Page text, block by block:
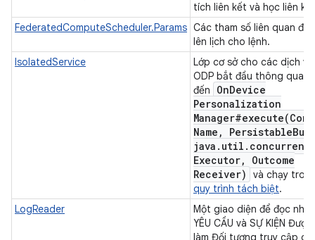
tích liên kết và học liên
FederatedComputeScheduler.Params Các tham số liên quan
lên lịch cho lệnh.
IsolatedService
Lớp cơ sở cho các dịch
ODP bắt đầu thông qua
đến
OnDevice
Personalization
Manager#execute(
Name , Persistable
java . util . concurrent
Executor,
Outcome
Receiver)
và chạy
quy trình tách biệt.
LogReader
Một giao diện để đọc
YÊU CẦU và SỰ KIỆN
làm Đối tượng truy cập dữ